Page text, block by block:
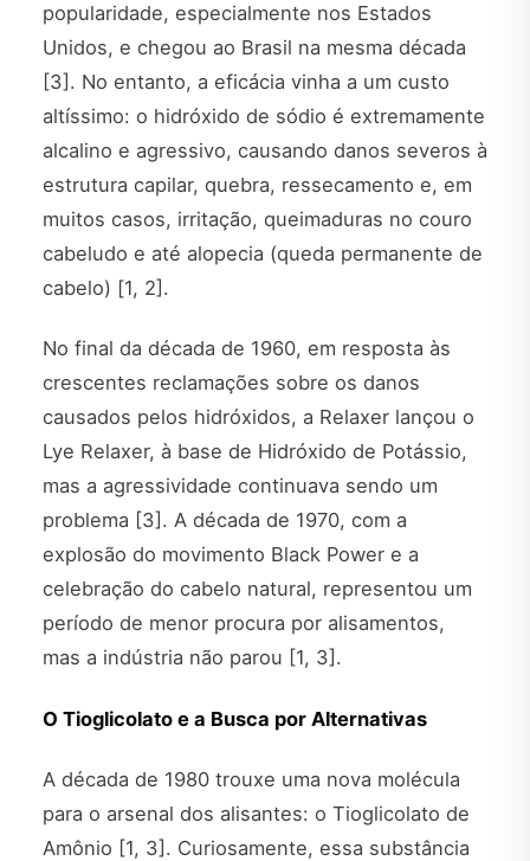
popularidade, especialmente nos Estados
Unidos, e chegou ao Brasil na mesma década
[3]. No entanto, a eficácia vinha a um custo
altíssimo: o hidróxido de sódio é extremamente
alcalino e agressivo, causando danos severos à
estrutura capilar, quebra, ressecamento e, em
muitos casos, irritação, queimaduras no couro
cabeludo e até alopecia (queda permanente de
cabelo) [1, 2].
No final da década de 1960, em resposta às
crescentes reclamações sobre os danos
causados pelos hidróxidos, a Relaxer lançou o
Lye Relaxer, à base de Hidróxido de Potássio,
mas a agressividade continuava sendo um
problema [3]. A década de 1970, com a
explosão do movimento Black Power e a
celebração do cabelo natural, representou um
período de menor procura por alisamentos,
mas a indústria não parou [1, 3].
O Tioglicolato e a Busca por Alternativas
A década de 1980 trouxe uma nova molécula
para o arsenal dos alisantes: o Tioglicolato de
Amônio [1, 3]. Curiosamente, essa substância